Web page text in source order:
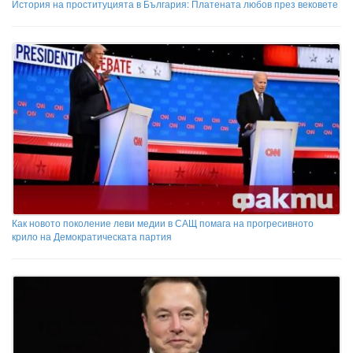
История на проституцията в България: Платената любов през вековете
Как новото поколение леви медии в САЩ помага на прогресивното
крило на Демократическата партия